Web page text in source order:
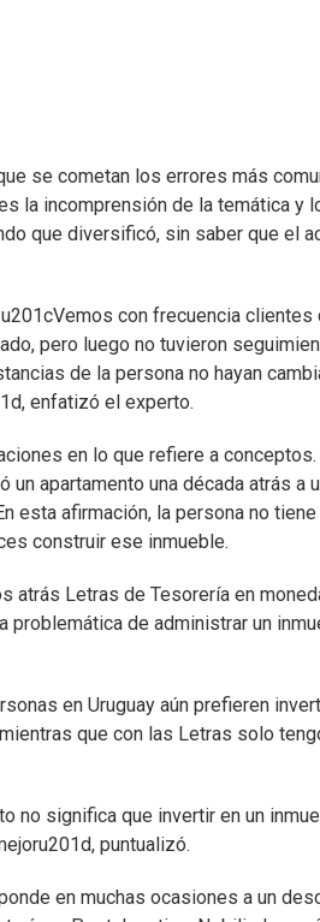
se cometan los errores más
la incomprensión de la temática y
que diversificó, sin saber que el
con frecuencia
pero luego no tuvieron
de la persona no hayan
enfatizó el experto.
en lo que refiere a
un apartamento una década atrás
esta afirmación, la persona no
construir ese inmueble.
atrás Letras de Tesorería en
de administrar un
en Uruguay aún prefieren
que con las Letras solo
no significa que invertir en un
puntualizó.
en muchas ocasiones a un